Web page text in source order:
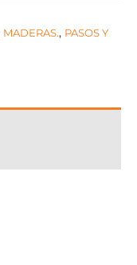
MADERAS., PASOS Y